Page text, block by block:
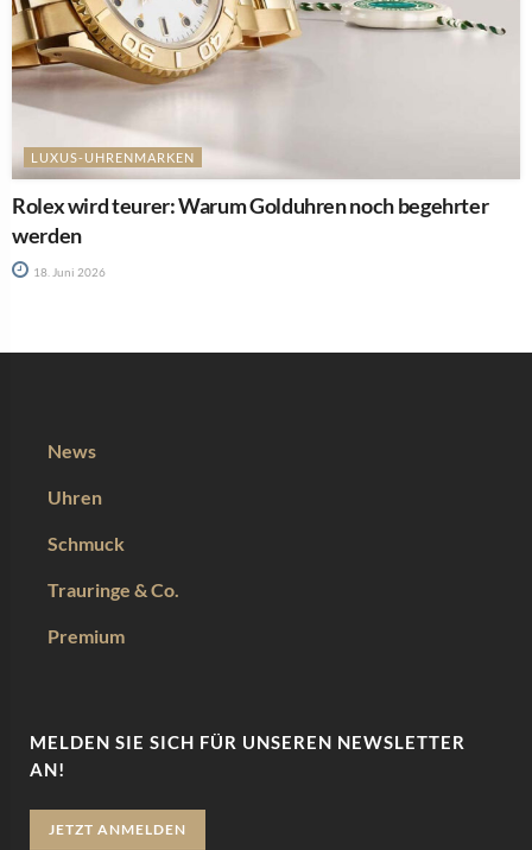
LUXUS-UHRENMARKEN
Rolex wird teurer: Warum Golduhren noch begehrter
werden
18. Juni 2026
News
Uhren
Schmuck
Trauringe & Co.
Premium
MELDEN SIE SICH FÜR UNSEREN NEWSLETTER
AN!
JETZT ANMELDEN